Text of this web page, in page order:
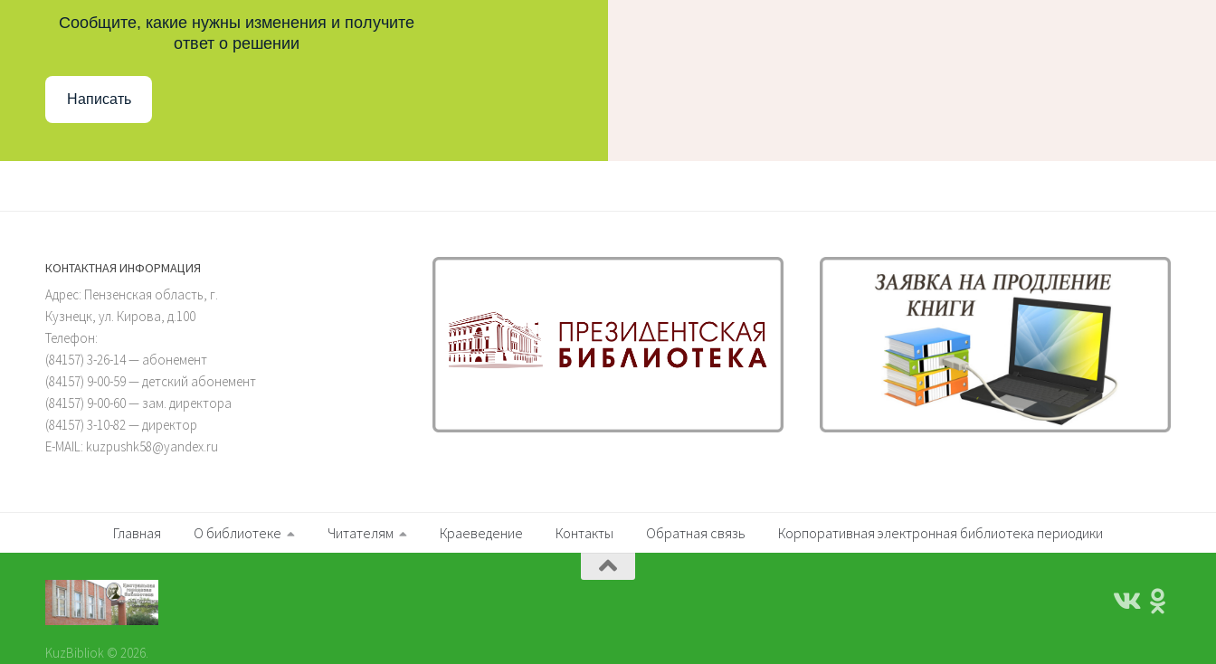
Сообщите, какие нужны изменения и получите
ответ о решении
Написать
КОНТАКТНАЯ ИНФОРМАЦИЯ
Адрес: Пензенская область, г.
Кузнецк, ул. Кирова, д.100
Телефон:
(84157) 3-26-14 — абонемент
(84157) 9-00-59 — детский абонемент
(84157) 9-00-60 — зам. директора
(84157) 3-10-82 — директор
E-MAIL: kuzpushk58@yandex.ru
Главная О библиотеке Читателям Краеведение Контакты Обратная связь Корпоративная электронная библиотека периодики
KuzBibliok © 2026.